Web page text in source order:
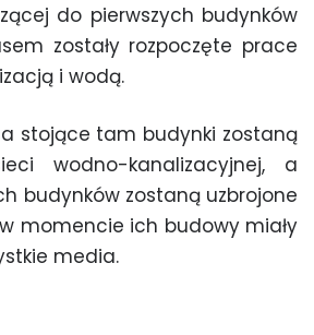
do pierwszych budynków
zostały rozpoczęte prace
i wodą.
stojące tam budynki zostaną
wodno-kanalizacyjnej, a
budynków zostaną uzbrojone
momencie ich budowy miały
media.